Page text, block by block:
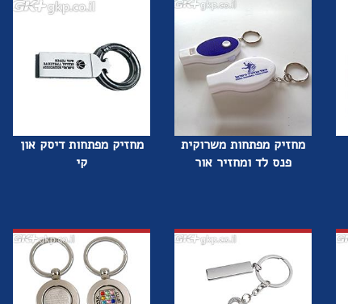
מחזיק מפתחות משרוקית
פנס לד ומחזיר אור
מחזיק מפתחות דיסק און
קי